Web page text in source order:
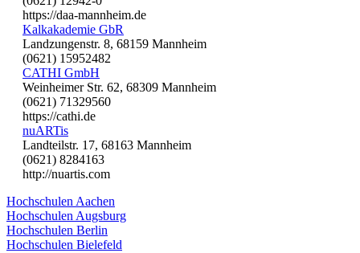
https://daa-mannheim.de
Kalkakademie GbR
Landzungenstr. 8, 68159 Mannheim
(0621) 15952482
CATHI GmbH
Weinheimer Str. 62, 68309 Mannheim
(0621) 71329560
https://cathi.de
nuARTis
Landteilstr. 17, 68163 Mannheim
(0621) 8284163
http://nuartis.com
Hochschulen Aachen
Hochschulen Augsburg
Hochschulen Berlin
Hochschulen Bielefeld